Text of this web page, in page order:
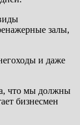
залы,
и даже
что мы должны
бизнесмен